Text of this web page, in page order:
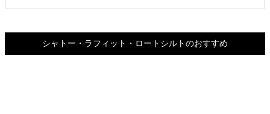
シャトー・ラフィット・ロートシルトのおすすめ